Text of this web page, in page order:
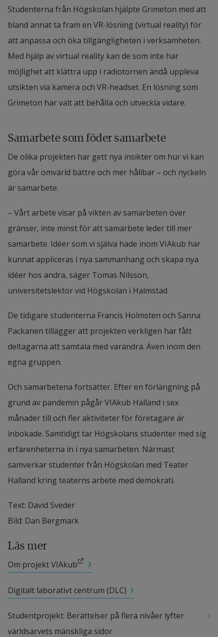
Studenterna från Högskolan hjälpte Grimeton med att
bland annat ta fram en VR-lösning (virtual reality) för
att anpassa och öka tillgängligheten i verksamheten.
Med hjälp av virtual reality kan de som inte har
möjlighet att klättra upp i radiotornen ändå uppleva
utsikten via kamera och VR-headset. En lösning som
Grimeton har valt att behålla och utveckla vidare.
Samarbete som föder samarbete
De olika projekten har gett nya insikter om hur vi kan
göra vår omvärld bättre och mer hållbar – och nyckeln
är samarbete.
– Vårt arbete visar på vikten av samarbeten över
gränser, inte minst för att samarbete leder till mer
samarbete. Idéer som vi själva hade inom VIAkub har
kunnat appliceras i nya sammanhang och skapa nya
idéer hos andra, säger Tomas Nilsson,
universitetslektor vid Högskolan i Halmstad.
De tidigare studenterna Francis Holmsten och Sanna
Packanen tillägger att projekten verkligen har fått
deltagarna att samtala med varandra. Även inom den
egna gruppen.
Och samarbetena fortsätter. Efter en förlängning på
grund av pandemin pågår VIAkub Halland i sex
månader till och fler aktiviteter för företagare är
inbokade. Samtidigt tar Högskolans studenter med sig
erfarenheterna in i nya samarbeten. Närmast
samverkar studenter från Högskolan med Teater
Halland kring teaterns arbete med demokrati.
Text: David Sveder
Bild: Dan Bergmark
Läs mer
Om projekt VIAkub
Länk till annan webbplats.
Digitalt laborativt centrum (DLC)
Studentprojekt: Berättelser på flera nivåer lyfter
världsarvets mänskliga sidor